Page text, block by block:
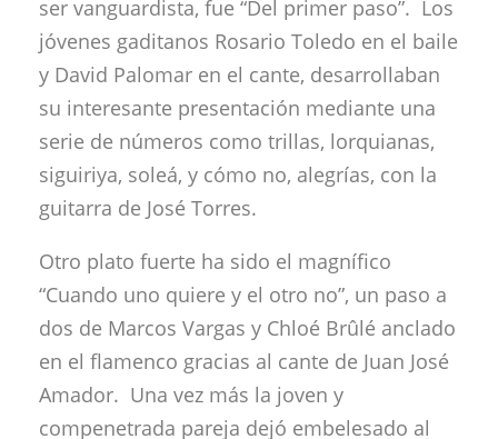
ser vanguardista, fue “Del primer paso”. Los
jóvenes gaditanos Rosario Toledo en el baile
y David Palomar en el cante, desarrollaban
su interesante presentación mediante una
serie de números como trillas, lorquianas,
siguiriya, soleá, y cómo no, alegrías, con la
guitarra de José Torres.
Otro plato fuerte ha sido el magnífico
“Cuando uno quiere y el otro no”, un paso a
dos de Marcos Vargas y Chloé Brûlé anclado
en el flamenco gracias al cante de Juan José
Amador. Una vez más la joven y
compenetrada pareja dejó embelesado al